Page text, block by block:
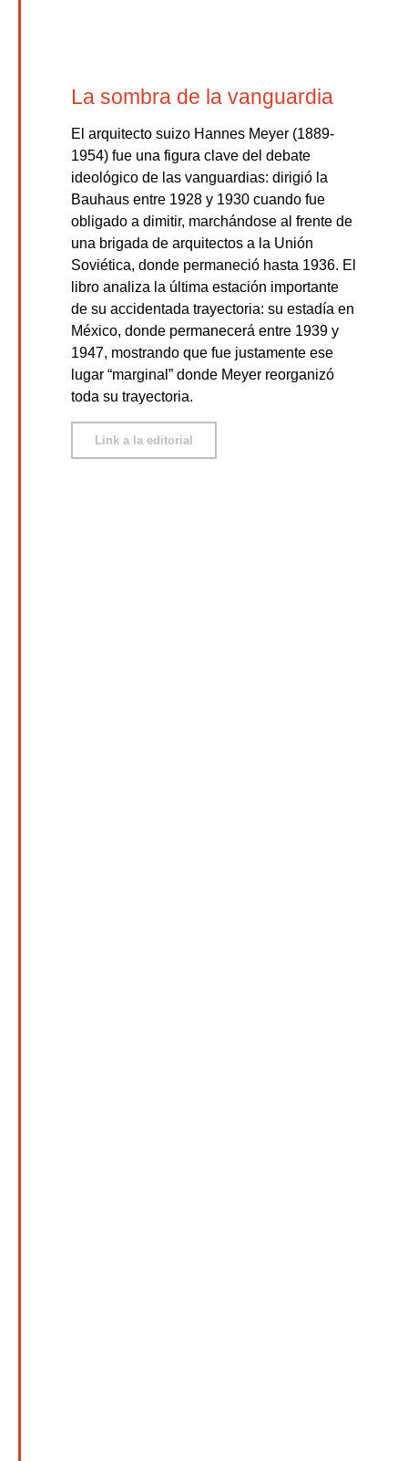
La sombra de la vanguardia
El arquitecto suizo Hannes Meyer (1889-
1954) fue una figura clave del debate
ideológico de las vanguardias: dirigió la
Bauhaus entre 1928 y 1930 cuando fue
obligado a dimitir, marchándose al frente de
una brigada de arquitectos a la Unión
Soviética, donde permaneció hasta 1936. El
libro analiza la última estación importante
de su accidentada trayectoria: su estadía en
México, donde permanecerá entre 1939 y
1947, mostrando que fue justamente ese
lugar “marginal” donde Meyer reorganizó
toda su trayectoria.
Link a la editorial